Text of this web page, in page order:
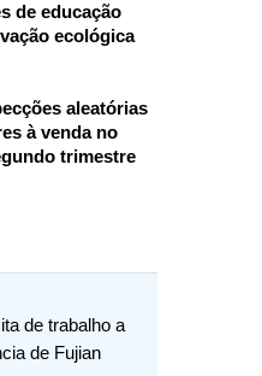
de educação
ecológica
aleatórias
à venda no
trimestre
de trabalho a
de Fujian